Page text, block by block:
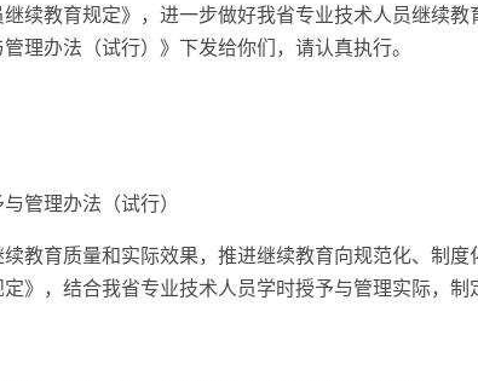
续教育规定》，进一步做好我省专业技术人员继续教
理办法（试行）》下发给你们，请认真执行。
管理办法（试行）
教育质量和实际效果，推进继续教育向规范化、制度
》，结合我省专业技术人员学时授予与管理实际，制